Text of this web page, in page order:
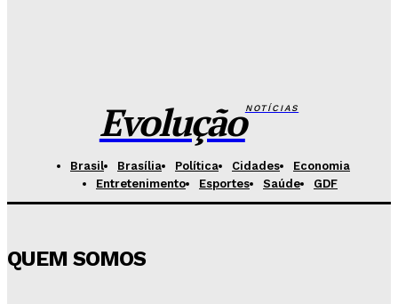
EvoluçãoNOTÍCIAS
Brasil Brasília Política Cidades
Economia
Entretenimento
Esportes Saúde GDF
QUEM SOMOS